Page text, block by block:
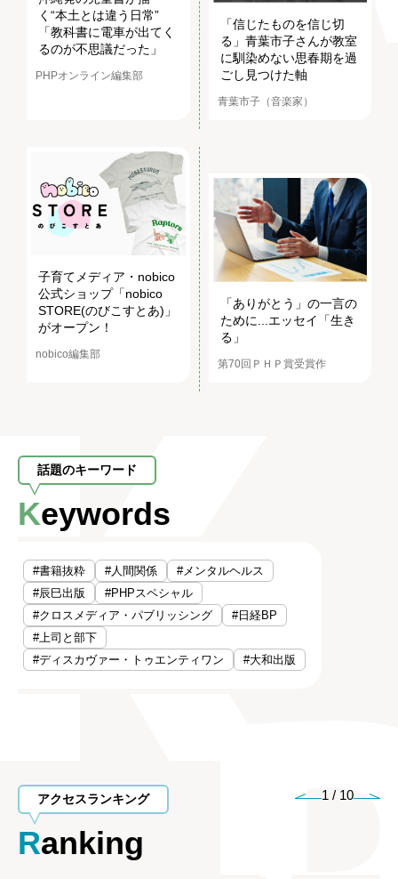
く“本土とは違う日常”
「教科書に電車が出てく
るのが不思議だった」
PHPオンライン編集部
「信じたものを信じ切
る」青葉市子さんが教室
に馴染めない思春期を過
ごし見つけた軸
青葉市子（音楽家）
子育てメディア・nobico
公式ショップ「nobico
STORE(のびこすとあ)」
がオープン！
nobico編集部
「ありがとう」の一言の
ために...エッセイ「生き
る」
第70回ＰＨＰ賞受賞作
話題のキーワード
Keywords
#書籍抜粋 #人間関係
#メンタルヘルス
#辰巳出版
#PHPスペシャル
#クロスメディア・パブリッシング
#日経BP
#上司と部下
#ディスカヴァー・トゥエンティワン
#大和出版
アクセスランキング
Ranking
1 / 10